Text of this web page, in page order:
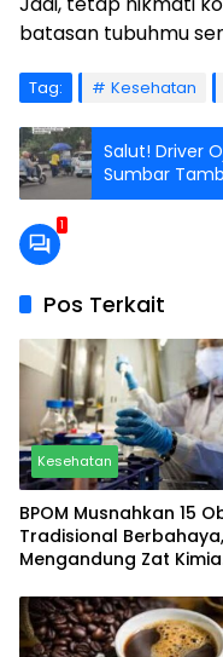
batasan tubuhmu
Tag: Kesehatan
Salut! Driver
Sumbar
Swadaya
1
Pos Terkait
Kesehatan
BPOM Musnahkan 15
Tradisional Berbahaya,
Mengandung Zat Kimia